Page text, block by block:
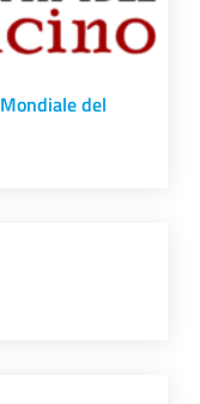
del